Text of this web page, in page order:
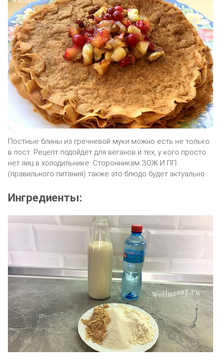
Постные блины из гречневой муки можно есть не только
в пост. Рецепт подойдет для веганов и тех, у кого просто
нет яиц в холодильнике. Сторонникам ЗОЖ И ПП
(правильного питания) также это блюдо будет актуально.
Ингредиенты: